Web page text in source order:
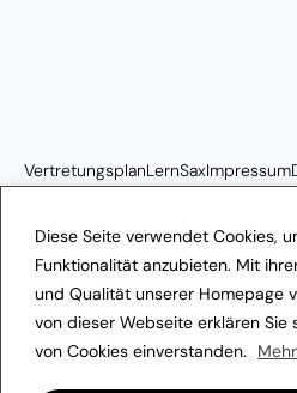
Diese Seite verwendet Cookies,
Funktionalität anzubieten. Mit
und Qualität unserer Homepage
von dieser Webseite erklären
von Cookies einverstanden.
VertretungsplanLernSaxImpressum